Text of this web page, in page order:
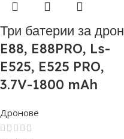
Три батерии за дрон
E88, E88PRO, Ls-
E525, E525 PRO,
3.7V-1800 mAh
Дронове